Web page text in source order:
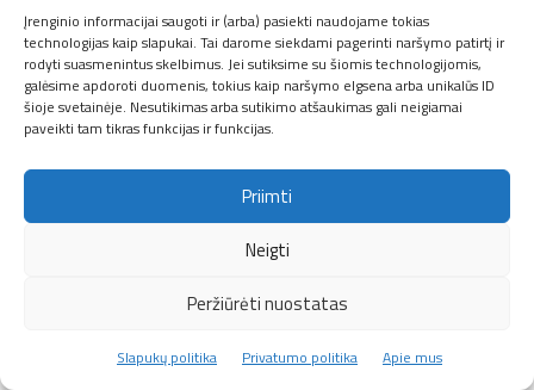
Įrenginio informacijai saugoti ir (arba) pasiekti naudojame tokias
technologijas kaip slapukai. Tai darome siekdami pagerinti naršymo patirtį ir
rodyti suasmenintus skelbimus. Jei sutiksime su šiomis technologijomis,
galėsime apdoroti duomenis, tokius kaip naršymo elgsena arba unikalūs ID
šioje svetainėje. Nesutikimas arba sutikimo atšaukimas gali neigiamai
paveikti tam tikras funkcijas ir funkcijas.
Priimti
Neigti
Peržiūrėti nuostatas
Slapukų politika Privatumo politika Apie mus
39 rate Vettelis aplenkė Keviną Magnusseną, už
kelių posūkių tą padaro ir Lewisas.
sugrįžo Valtteri Bottas, kuris buvo atsilikęs ratu
po pirmo rato.
41 rate Azerbaidžano GP lenktynėse savo